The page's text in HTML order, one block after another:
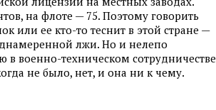
на флоте — 75. Поэтому говорить
или ее кто-то теснит в этой стране —
лжи. Но и нелепо
военно-техническом сотрудничестве
не было, нет, и она ни к чему.